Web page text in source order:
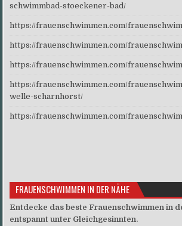
schwimmbad-stoeckener-bad/
https://frauenschwimmen.com/
https://frauenschwimmen.com/
https://frauenschwimmen.com/
https://frauenschwimmen.com/
welle-scharnhorst/
https://frauenschwimmen.com/
FRAUENSCHWIMMEN IN DER NÄHE
Entdecke das beste Frauenschwimmen in
entspannt unter Gleichgesinnten.